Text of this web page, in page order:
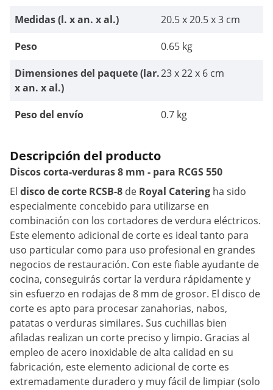
Medidas (l. x an. x al.)
20.5 x 20.5 x 3 cm
Peso
0.65 kg
Dimensiones del paquete (lar.
x an. x al.)
23 x 22 x 6 cm
Peso del envío 0.7 kg
Descripción del producto
Discos corta-verduras 8 mm - para RCGS 550
El disco de corte RCSB-8 de Royal Catering ha sido
especialmente concebido para utilizarse en
combinación con los cortadores de verdura eléctricos.
Este elemento adicional de corte es ideal tanto para
uso particular como para uso profesional en grandes
negocios de restauración. Con este fiable ayudante de
cocina, conseguirás cortar la verdura rápidamente y
sin esfuerzo en rodajas de 8 mm de grosor. El disco de
corte es apto para procesar zanahorias, nabos,
patatas o verduras similares. Sus cuchillas bien
afiladas realizan un corte preciso y limpio. Gracias al
empleo de acero inoxidable de alta calidad en su
fabricación, este elemento adicional de corte es
extremadamente duradero y muy fácil de limpiar (solo